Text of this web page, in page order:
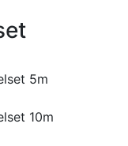
5m
10m